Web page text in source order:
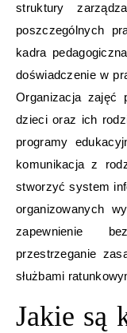
struktury
poszczególnych
kadra
doświadczenie w
Organizacja zajęć
dzieci oraz ich
programy
komunikacja z
stworzyć system
organizowanych
zapewnienie
przestrzeganie
służbami
Jakie są